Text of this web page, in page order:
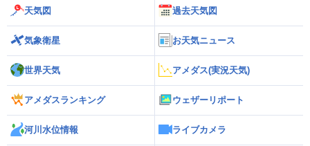
天気図 過去天気図
気象衛星 お天気ニュース
世界天気 アメダス(実況天気)
アメダスランキング ウェザーリポート
河川水位情報 ライブカメラ